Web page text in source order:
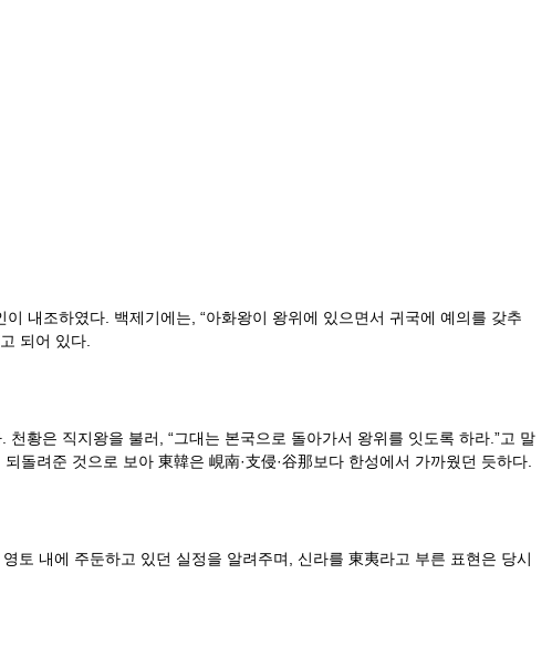
내조하였다. 백제기에는, “아화왕이 왕위에 있으면서 귀국에 예의를 갖추
되어 있다.
황은 직지왕을 불러, “그대는 본국으로 돌아가서 왕위를 잇도록 하라.”고 말
돌려준 것으로 보아 東韓은 峴南·支侵·谷那보다 한성에서 가까웠던 듯하다.
토 내에 주둔하고 있던 실정을 알려주며, 신라를 東夷라고 부른 표현은 당시